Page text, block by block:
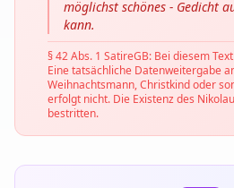
möglichst schönes - Gedicht
kann.
§ 42 Abs. 1 SatireGB: Bei diesem
Eine tatsächliche Datenweitergabe
Weihnachtsmann, Christkind oder
erfolgt nicht. Die Existenz des
bestritten.